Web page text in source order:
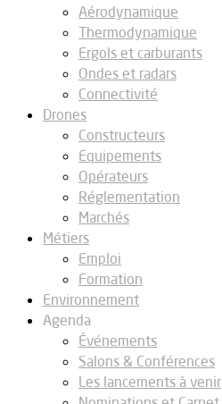
Aérodynamique
Thermodynamique
Ergols et carburants
Ondes et radars
Connectivité
Drones
Constructeurs
Equipements
Opérateurs
Réglementation
Marchés
Métiers
Emploi
Formation
Environnement
Agenda
Événements
Salons & Conférences
Les lancements à venir